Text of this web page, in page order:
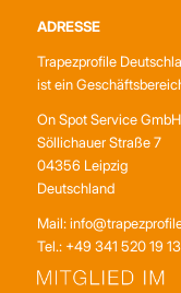
ADRESSE
Trapezprofile
ist ein
On Spot Service GmbH
Söllichauer Straße 7
04356 Leipzig
Deutschland
Mail:
Tel.: +49 341 520 19